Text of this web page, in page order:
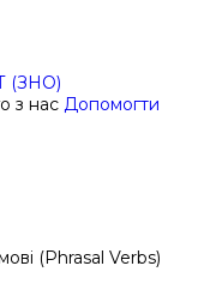
(ЗНО)
з нас Допомогти
(Phrasal Verbs)